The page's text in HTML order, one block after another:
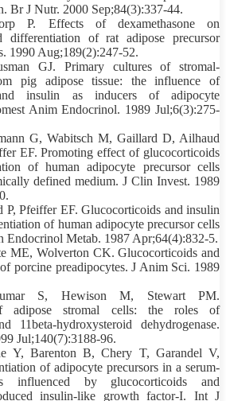
Br J Nutr. 2000 Sep;84(3):337-44.
P. Effects of dexamethasone on
differentiation of rat adipose precursor
1990 Aug;189(2):247-52.
GJ. Primary cultures of stromal-
pig adipose tissue: the influence of
insulin as inducers of adipocyte
Anim Endocrinol. 1989 Jul;6(3):275-
G, Wabitsch M, Gaillard D, Ailhaud
EF. Promoting effect of glucocorticoids
of human adipocyte precursor cells
defined medium. J Clin Invest. 1989
P, Pfeiffer EF. Glucocorticoids and insulin
of human adipocyte precursor cells
Endocrinol Metab. 1987 Apr;64(4):832-5.
ME, Wolverton CK. Glucocorticoids and
porcine preadipocytes. J Anim Sci. 1989
S, Hewison M, Stewart PM.
adipose stromal cells: the roles of
11beta-hydroxysteroid dehydrogenase.
Jul;140(7):3188-96.
Y, Barenton B, Chery T, Garandel V,
of adipocyte precursors in a serum-
influenced by glucocorticoids and
insulin-like growth factor-I. Int J